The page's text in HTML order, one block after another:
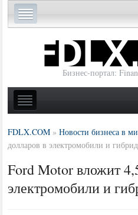
Бизнес-портал:
FDLX.COM »Новости бизнеса в
долларов в электромобили и
Ford Motor вложит
электромобили и